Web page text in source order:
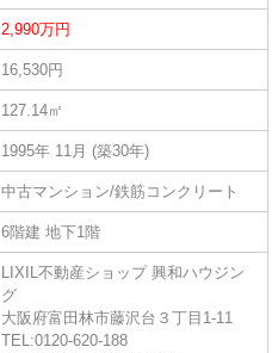
2,990万円
16,530円
127.14㎡
1995年 11月 (築30年)
中古マンション/鉄筋コンクリート
6階建 地下1階
LIXIL不動産ショップ 興和ハウジン
グ
大阪府富田林市藤沢台３丁目1-11
TEL:0120-620-188